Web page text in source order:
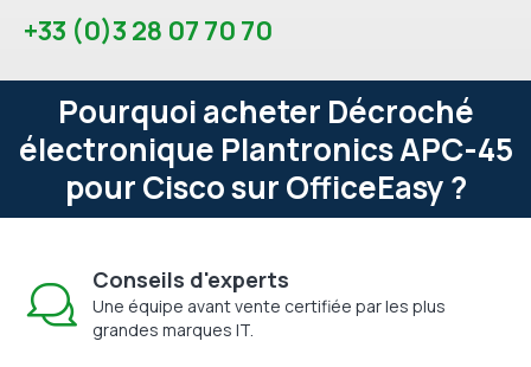
+33 (0)3 28 07 70 70
Pourquoi acheter Décroché
électronique Plantronics APC-45
pour Cisco sur OfficeEasy ?
Conseils d'experts
Une équipe avant vente certifiée par les plus
grandes marques IT.